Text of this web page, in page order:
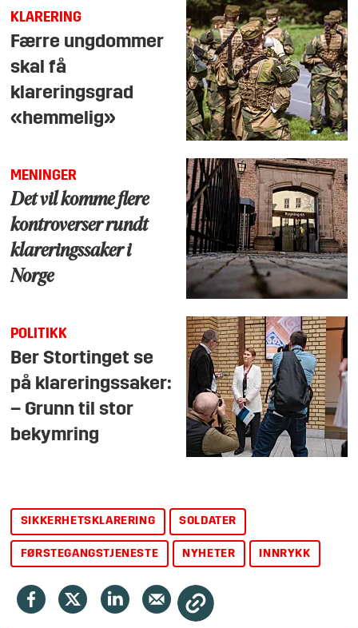
KLARERING
Færre ungdommer
skal få
klareringsgrad
«hemmelig»
MENINGER
Det vil komme flere
kontroverser rundt
klareringssaker i
Norge
POLITIKK
Ber Stortinget se
på klareringssaker:
– Grunn til stor
bekymring
SIKKERHETSKLARERING SOLDATER
FØRSTEGANGSTJENESTE NYHETER INNRYKK